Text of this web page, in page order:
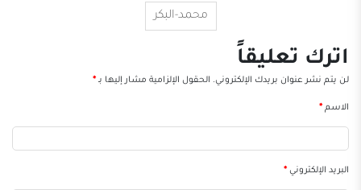
محمد-البكر
اترك تعليقاً
لن يتم نشر عنوان بريدك الإلكتروني. الحقول الإلزامية مشار إليها بـ*
الاسم*
البريد الإلكتروني*